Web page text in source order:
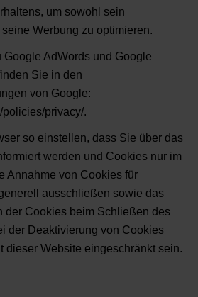
um sowohl sein
Werbung zu optimieren.
Google AdWords und Google
Sie in den
von Google:
policies/privacy/.
so einstellen, dass Sie über das
werden und Cookies nur im
Annahme von Cookies für
ausschließen sowie das
der Cookies beim Schließen des
der Deaktivierung von Cookies
dieser Website eingeschränkt sein.